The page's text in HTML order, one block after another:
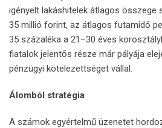
igényelt lakáshitelek átlagos összege
35 millió forint, az átlagos futamidő
35 százaléka a 21–30 éves
fiatalok jelentős része már pályája
pénzügyi kötelezettséget vállal.
Álomból stratégia
A számok egyértelmű üzenetet